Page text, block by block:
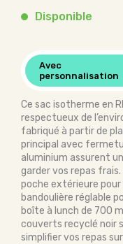
Disponible
Avec
personnalisation
Ce sac isotherme en
respectueux de
fabriqué à partir de
principal avec
aluminium assurent
garder vos repas
poche extérieure
bandoulière réglable
boîte à lunch de 700
couverts recyclé noir
simplifier vos repas